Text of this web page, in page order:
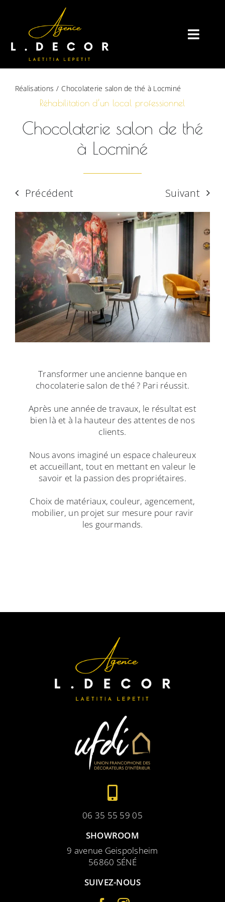
contenu
Toggle
Réalisations Chocolaterie salon de thé à Locminé
Réhabilitation d’un local professionnel
Chocolaterie salon de thé
à Locminé
Précédent Suivant
Transformer une ancienne banque en
chocolaterie salon de thé ? Pari réussit.
Après une année de travaux, le résultat est
bien là et à la hauteur des attentes de nos
clients.
Nous avons imaginé un espace chaleureux
et accueillant, tout en mettant en valeur le
savoir et la passion des propriétaires.
Choix de matériaux, couleur, agencement,
mobilier, un projet sur mesure pour ravir
les gourmands.
06 35 55 59 05
SHOWROOM
9 avenue Geispolsheim
56860 SÉNÉ
SUIVEZ-NOUS